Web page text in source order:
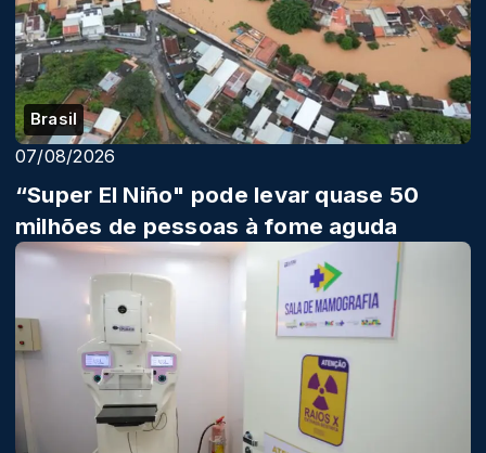
Brasil
07/08/2026
“Super El Niño" pode levar quase 50
milhões de pessoas à fome aguda